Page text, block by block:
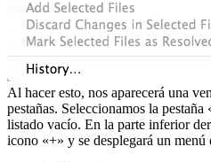
Al hacer esto, nos aparecerá una
pestañas. Seleccionamos la
listado vacío. En la parte inferior
icono «+» y se desplegará un menú